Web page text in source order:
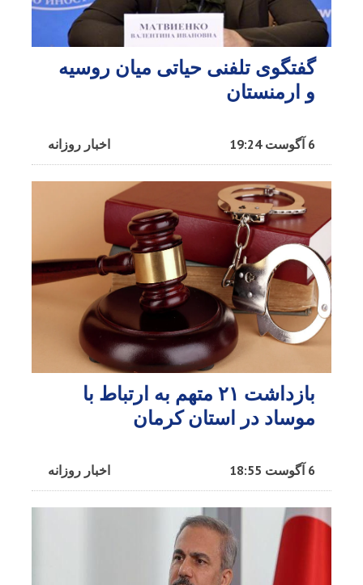
گفتگوی تلفنی حیاتی میان روسیه
و ارمنستان
اخبار روزانه 6 آگوست 19:24
بازداشت ۲۱ متهم به ارتباط با
موساد در استان کرمان
اخبار روزانه 6 آگوست 18:55